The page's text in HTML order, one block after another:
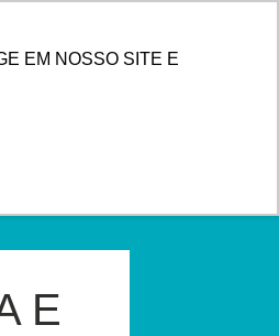
EM NOSSO SITE E
E